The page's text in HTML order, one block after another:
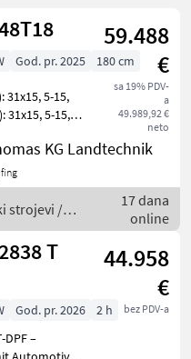
Filtri
59.488
€
sa 19% PDV-
a
49.989,92 €
neto
God. pr. 2025 180 cm
31x15, 5-15,
31x15, 5-15,
3350 kg,
3350 kg,
2x
KG Landtechnik
strojevi /
17 dana
online
T
44.958
€
bez PDV-a
God. pr. 2026
2 h
DPF –